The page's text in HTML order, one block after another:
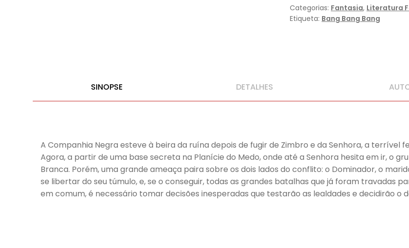
Categorias: Fantasia, Literatura
Etiqueta: Bang Bang Bang
SINOPSE DETALHES
A Companhia Negra esteve à beira da ruína depois de fugir de Zimbro e da Senhora, a terrível
Agora, a partir de uma base secreta na Planície do Medo, onde até a Senhora hesita em ir, o
Branca. Porém, uma grande ameaça paira sobre os dois lados do conflito: o Dominador, o
se libertar do seu túmulo, e, se o conseguir, todas as grandes batalhas que já foram travadas
em comum, é necessário tomar decisões inesperadas que testarão as lealdades e decidirão o